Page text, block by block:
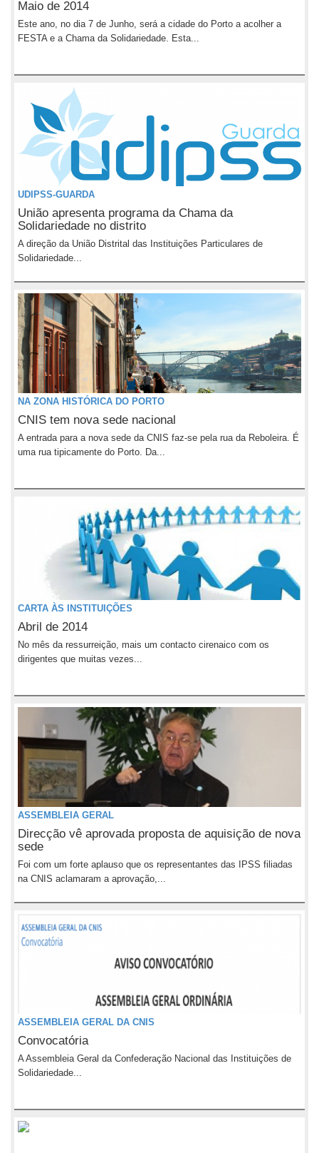
Maio de 2014
Este ano, no dia 7 de Junho, será a cidade do Porto a acolher a
FESTA e a Chama da Solidariedade. Esta...
UDIPSS-GUARDA
União apresenta programa da Chama da
Solidariedade no distrito
A direção da União Distrital das Instituições Particulares de
Solidariedade...
NA ZONA HISTÓRICA DO PORTO
CNIS tem nova sede nacional
A entrada para a nova sede da CNIS faz-se pela rua da Reboleira. É
uma rua tipicamente do Porto. Da...
CARTA ÀS INSTITUIÇÕES
Abril de 2014
No mês da ressurreição, mais um contacto cirenaico com os
dirigentes que muitas vezes...
ASSEMBLEIA GERAL
Direcção vê aprovada proposta de aquisição de nova
sede
Foi com um forte aplauso que os representantes das IPSS filiadas
na CNIS aclamaram a aprovação,...
ASSEMBLEIA GERAL DA CNIS
Convocatória
A Assembleia Geral da Confederação Nacional das Instituições de
Solidariedade...